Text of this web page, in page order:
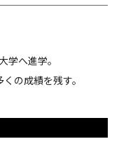
学へ進学。
の成績を残す。